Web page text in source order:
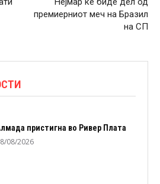
премиерниот меч на Бразил
на СП
пристигна во Ривер Плата
08/2026